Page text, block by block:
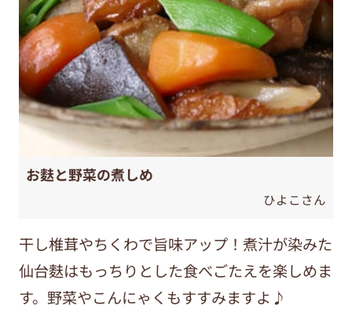
お麩と野菜の煮しめ
ひよこさん
干し椎茸やちくわで旨味アップ！煮汁が染みた
仙台麩はもっちりとした食べごたえを楽しめま
す。野菜やこんにゃくもすすみますよ♪